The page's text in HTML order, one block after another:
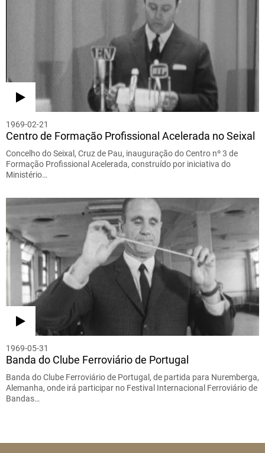
1969-02-21
Centro de Formação Profissional Acelerada no Seixal
Concelho do Seixal, Cruz de Pau, inauguração do Centro nº 3 de
Formação Profissional Acelerada, construído por iniciativa do
Ministério…
1969-05-31
Banda do Clube Ferroviário de Portugal
Banda do Clube Ferroviário de Portugal, de partida para Nuremberga,
Alemanha, onde irá participar no Festival Internacional Ferroviário de
Bandas…